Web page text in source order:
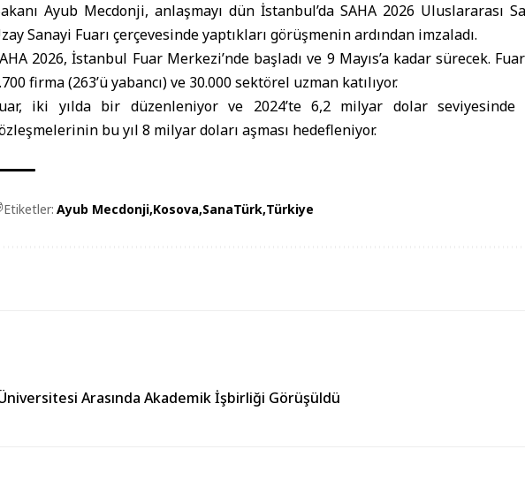
Ayub Mecdonji, anlaşmayı dün İstanbul’da SAHA 2026 Uluslararası
Sanayi Fuarı çerçevesinde yaptıkları görüşmenin ardından imzaladı.
2026, İstanbul Fuar Merkezi’nde başladı ve 9 Mayıs’a kadar sürecek.
firma (263’ü yabancı) ve 30.000 sektörel uzman katılıyor.
iki yılda bir düzenleniyor ve 2024’te 6,2 milyar dolar seviyesinde
bu yıl 8 milyar doları aşması hedefleniyor.
Etiketler: Ayub Mecdonji Kosova SanaTürk Türkiye
Arasında Akademik İşbirliği Görüşüldü